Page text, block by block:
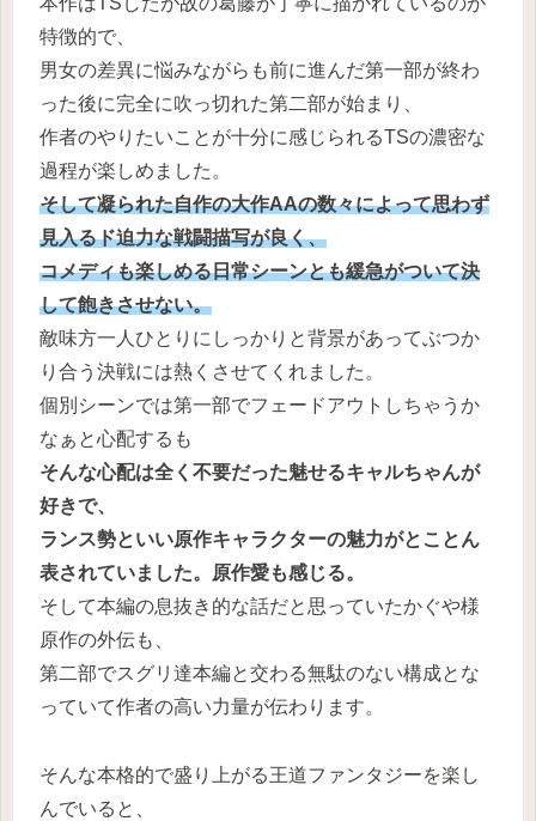
特徴的で、
男女の差異に悩みながらも前に進んだ第一部が終わ
った後に完全に吹っ切れた第二部が始まり、
作者のやりたいことが十分に感じられるTSの濃密な
過程が楽しめました。
そして凝られた自作の大作AAの数々によって思わず
見入るド迫力な戦闘描写が良く、
コメディも楽しめる日常シーンとも緩急がついて決
して飽きさせない。
敵味方一人ひとりにしっかりと背景があってぶつか
り合う決戦には熱くさせてくれました。
個別シーンでは第一部でフェードアウトしちゃうか
なぁと心配するも
そんな心配は全く不要だった魅せるキャルちゃんが
好きで、
ランス勢といい原作キャラクターの魅力がとことん
表されていました。原作愛も感じる。
そして本編の息抜き的な話だと思っていたかぐや様
原作の外伝も、
第二部でスグリ達本編と交わる無駄のない構成とな
っていて作者の高い力量が伝わります。
そんな本格的で盛り上がる王道ファンタジーを楽し
んでいると、